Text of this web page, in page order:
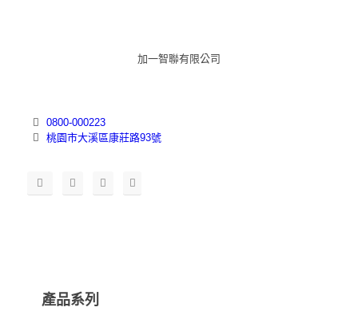
加一智聯有限公司
0800-000223
桃園市大溪區康莊路93號
產品系列